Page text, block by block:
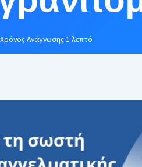
Χρόνος Ανάγνωσης 1λεπτό